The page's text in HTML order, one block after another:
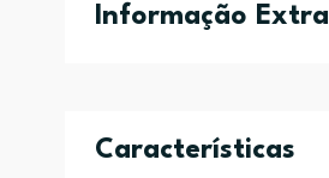
Informação Extra
Características